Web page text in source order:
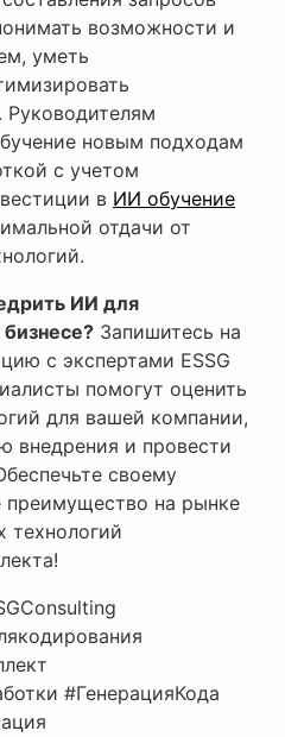
возможности и
уметь
Руководителям
новым подходам
с учетом
в ИИ обучение
отдачи от
ИИ для
Запишитесь на
с экспертами ESSG
помогут оценить
для вашей компании,
внедрения и провести
своему
преимущество на рынке
#ГенерацияКода